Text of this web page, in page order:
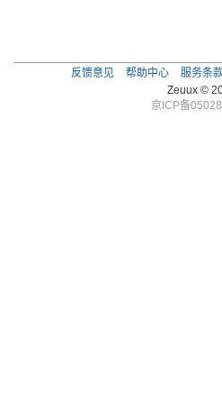
反馈意见 帮助中心 服务条
Zeuux ©
京ICP备